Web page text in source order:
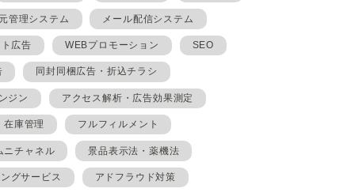
管理システム メール配信システム
広告 WEBプロモーション SEO
同封同梱広告・折込チラシ
ジン アクセス解析・広告効果測定
在庫管理 フルフィルメント
ニチャネル 景品表示法・薬機法
グサービス アドフラウド対策